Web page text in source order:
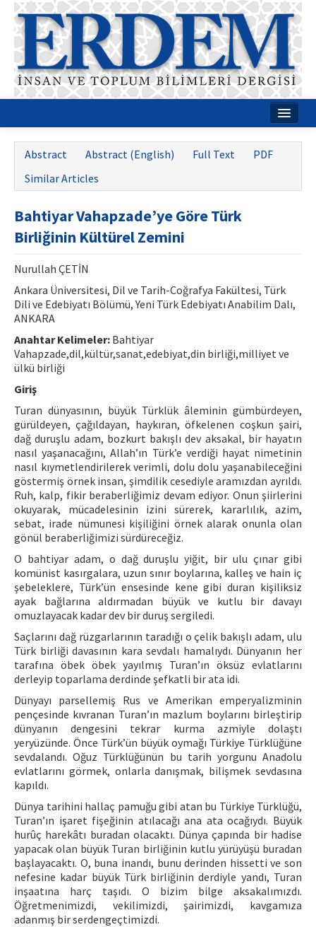
Journal Boards
Guides
Publication Policies
Writing Rules
Contact Us
ISSN: 1010-867X · e-ISSN: 2667-8713
Abstract Abstract (English) Full Text
PDF
Similar Articles
Bahtiyar Vahapzade’ye Göre Türk
Birliğinin Kültürel Zemini
Nurullah ÇETİN
Ankara Üniversitesi, Dil ve Tarih-Coğrafya Fakültesi, Türk
Dili ve Edebiyatı Bölümü, Yeni Türk Edebiyatı Anabilim Dalı,
ANKARA
Anahtar Kelimeler: Bahtiyar
Vahapzade,dil,kültür,sanat,edebiyat,din birliği,milliyet ve
ülkü birliği
Giriş
Turan dünyasının, büyük Türklük âleminin gümbürdeyen,
gürüldeyen, çağıldayan, haykıran, öfkelenen coşkun şairi,
dağ duruşlu adam, bozkurt bakışlı dev aksakal, bir hayatın
nasıl yaşanacağını, Allah’ın Türk’e verdiği hayat nimetinin
nasıl kıymetlendirilerek verimli, dolu dolu yaşanabileceğini
göstermiş örnek insan, şimdilik cesediyle aramızdan ayrıldı.
Ruh, kalp, fikir beraberliğimiz devam ediyor. Onun şiirlerini
okuyarak, mücadelesinin izini sürerek, kararlılık, azim,
sebat, irade nümunesi kişiliğini örnek alarak onunla olan
gönül beraberliğimizi sürdüreceğiz.
O bahtiyar adam, o dağ duruşlu yiğit, bir ulu çınar gibi
komünist kasırgalara, uzun sınır boylarına, kalleş ve hain iç
şebeleklere, Türk’ün ensesinde kene gibi duran kişiliksiz
ayak bağlarına aldırmadan büyük ve kutlu bir davayı
omuzlayacak kadar dev bir duruş sergiledi.
Saçlarını dağ rüzgarlarının taradığı o çelik bakışlı adam, ulu
Türk birliği davasının kara sevdalı hamalıydı. Dünyanın her
tarafına öbek öbek yayılmış Turan’ın öksüz evlatlarını
derleyip toparlama derdinde şefkatli bir ata idi.
Dünyayı parsellemiş Rus ve Amerikan emperyalizminin
pençesinde kıvranan Turan’ın mazlum boylarını birleştirip
dünyanın dengesini tekrar kurma azmiyle dolaştı
yeryüzünde. Önce Türk’ün büyük oymağı Türkiye Türklüğüne
sevdalandı. Oğuz Türklüğünün bu tarih yorgunu Anadolu
evlatlarını görmek, onlarla danışmak, bilişmek sevdasına
kapıldı.
Dünya tarihini hallaç pamuğu gibi atan bu Türkiye Türklüğü,
Turan’ın işaret fişeğinin atılacağı ana ata ocağıydı. Büyük
hurûç harekâtı buradan olacaktı. Dünya çapında bir hadise
yapacak olan büyük Turan birliğinin kutlu yürüyüşü buradan
başlayacaktı. O, buna inandı, bunu derinden hissetti ve son
nefesine kadar büyük Türk birliğinin derdiyle yandı, Turan
inşaatına harç taşıdı. O bizim bilge aksakalımızdı.
Öğretmenimizdi, vekilimizdi, şairimizdi, kavgamıza
adanmış bir serdengeçtimizdi.